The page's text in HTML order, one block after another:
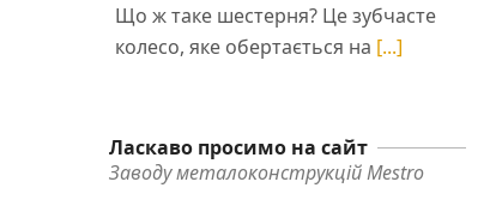
Що ж таке шестерня? Це зубчасте
колесо, яке обертається на [...]
Ласкаво просимо на сайт
Заводу металоконструкцій Mestro